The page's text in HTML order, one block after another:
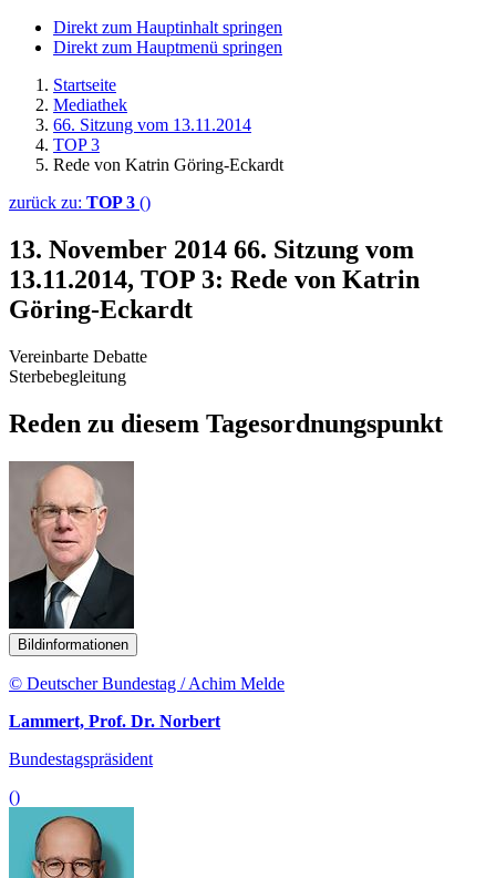
Direkt zum Hauptinhalt springen
Direkt zum Hauptmenü springen
Startseite
Mediathek
66. Sitzung vom 13.11.2014
TOP 3
Rede von Katrin Göring-Eckardt
zurück zu: TOP 3 ()
13. November 2014 66. Sitzung vom
13.11.2014, TOP 3: Rede von Katrin
Göring-Eckardt
Vereinbarte Debatte
Sterbebegleitung
Reden zu diesem Tagesordnungspunkt
Bildinformationen
© Deutscher Bundestag / Achim Melde
Lammert, Prof. Dr. Norbert
Bundestagspräsident
()